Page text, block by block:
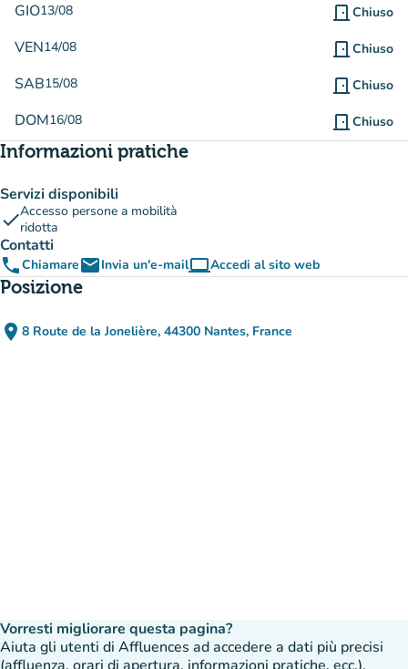
GIO13/08 door_front Chiuso
VEN14/08 door_front Chiuso
SAB15/08 door_front Chiuso
DOM16/08 door_front Chiuso
Informazioni pratiche
Servizi disponibili
checkAccesso persone a mobilità
ridotta
Contatti
phoneChiamareemailInvia un'e-mailcomputerAccedi al sito web
(nuova scheda)
Posizione
place 8 Route de la Jonelière, 44300 Nantes, France
(apri in Google Maps)
(nuova scheda)
Vorresti migliorare questa pagina?
Aiuta gli utenti di Affluences ad accedere a dati più precisi